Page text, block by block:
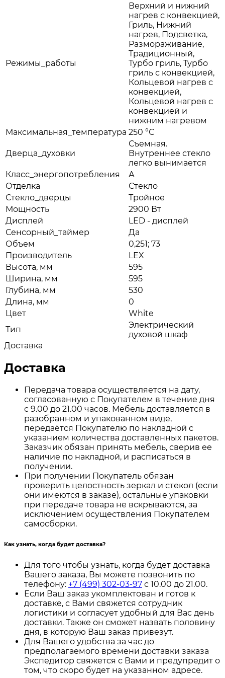
Режимы_работы
Верхний и нижний
нагрев с конвекцией,
Гриль, Нижний
нагрев, Подсветка,
Размораживание,
Традиционный,
Турбо гриль, Турбо
гриль с конвекцией,
Кольцевой нагрев с
конвекцией,
Кольцевой нагрев с
конвекцией и
нижним нагревом
Максимальная_температура 250 °С
Дверца_духовки
Съемная.
Внутреннее стекло
легко вынимается
Класс_энергопотребления
А
Отделка
Стекло
Стекло_дверцы
Тройное
Мощность
2900 Вт
Дисплей
LED - дисплей
Сенсорный_таймер
Да
Объем
0,251; 73
Производитель
LEX
Высота, мм
595
Ширина, мм
595
Глубина, мм
530
Длина, мм
0
Цвет
White
Тип
Электрический
духовой шкаф
Доставка
Доставка
Передача товара осуществляется на дату,
согласованную с Покупателем в течение дня
с 9.00 до 21.00 часов. Мебель доставляется в
разобранном и упакованном виде,
передаётся Покупателю по накладной с
указанием количества доставленных пакетов.
Заказчик обязан принять мебель, сверив ее
наличие по накладной, и расписаться в
получении.
При получении Покупатель обязан
проверить целостность зеркал и стекол (если
они имеются в заказе), остальные упаковки
при передаче товара не вскрываются, за
исключением осуществления Покупателем
самосборки.
Как узнать, когда будет доставка?
Для того чтобы узнать, когда будет доставка
Вашего заказа, Вы можете позвонить по
телефону: +7 (499) 302-03-97 с 10.00 до 21.00.
Если Ваш заказ укомплектован и готов к
доставке, с Вами свяжется сотрудник
логистики и согласует удобный для Вас день
доставки. Также он сможет назвать половину
дня, в которую Ваш заказ привезут.
Для Вашего удобства за час до
предполагаемого времени доставки заказа
Экспедитор свяжется с Вами и предупредит о
том, что скоро будет на указанном адресе.